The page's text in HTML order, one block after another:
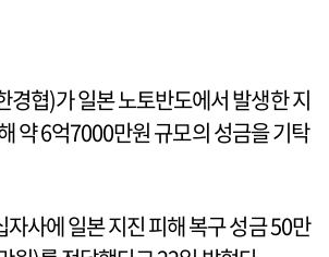
경협)가 일본 노토반도에서 발생한 지
약 6억7000만원 규모의 성금을 기탁
사에 일본 지진 피해 복구 성금 50만